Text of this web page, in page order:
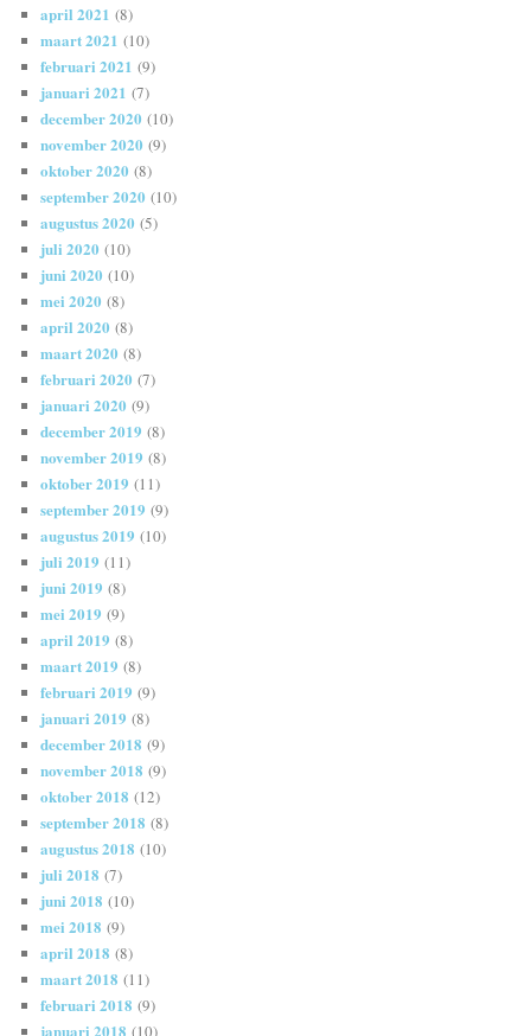
april 2021 (8)
maart 2021 (10)
februari 2021 (9)
januari 2021 (7)
december 2020 (10)
november 2020 (9)
oktober 2020 (8)
september 2020 (10)
augustus 2020 (5)
juli 2020 (10)
juni 2020 (10)
mei 2020 (8)
april 2020 (8)
maart 2020 (8)
februari 2020 (7)
januari 2020 (9)
december 2019 (8)
november 2019 (8)
oktober 2019 (11)
september 2019 (9)
augustus 2019 (10)
juli 2019 (11)
juni 2019 (8)
mei 2019 (9)
april 2019 (8)
maart 2019 (8)
februari 2019 (9)
januari 2019 (8)
december 2018 (9)
november 2018 (9)
oktober 2018 (12)
september 2018 (8)
augustus 2018 (10)
juli 2018 (7)
juni 2018 (10)
mei 2018 (9)
april 2018 (8)
maart 2018 (11)
februari 2018 (9)
januari 2018 (10)